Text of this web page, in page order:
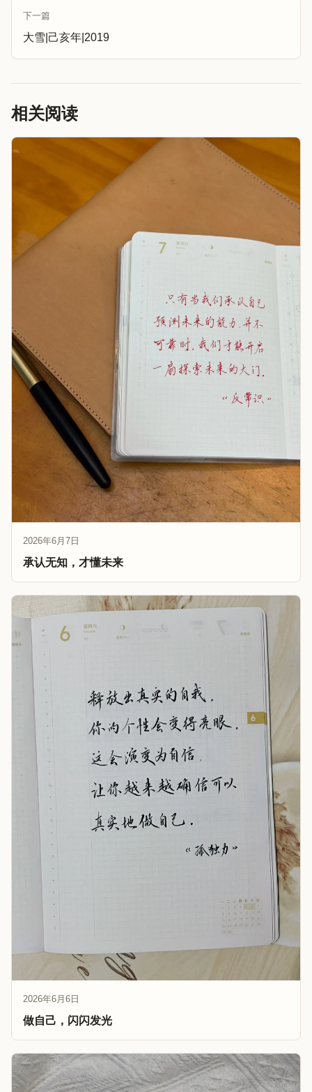
下一篇
大雪|己亥年|2019
相关阅读
2026年6月7日
承认无知，才懂未来
2026年6月6日
做自己，闪闪发光